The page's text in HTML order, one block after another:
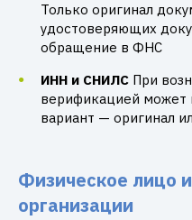
Только оригинал
удостоверяющих
обращение в ФНС
ИНН и СНИЛС При
верификацией может
вариант — оригинал
Физическое лицо
организации